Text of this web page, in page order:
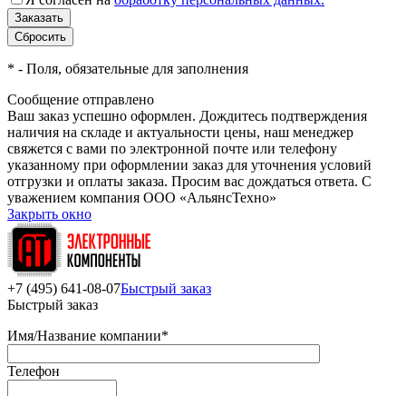
* - Поля, обязательные для заполнения
Сообщение отправлено
Ваш заказ успешно оформлен. Дождитесь подтверждения
наличия на складе и актуальности цены, наш менеджер
свяжется с вами по электронной почте или телефону
указанному при оформлении заказ для уточнения условий
отгрузки и оплаты заказа. Просим вас дождаться ответа. С
уважением компания ООО «АльянсТехно»
Закрыть окно
+7 (495) 641-08-07Быстрый заказ
Быстрый заказ
Имя/Название компании*
Телефон